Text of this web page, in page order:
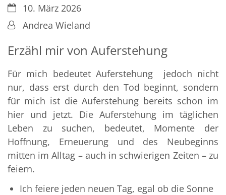
Datum:10. März 2026
Von:Andrea Wieland
Erzähl mir von Auferstehung
Für mich bedeutet Auferstehung jedoch nicht
nur, dass erst durch den Tod beginnt, sondern
für mich ist die Auferstehung bereits schon im
hier und jetzt. Die Auferstehung im täglichen
Leben zu suchen, bedeutet, Momente der
Hoffnung, Erneuerung und des Neubeginns
mitten im Alltag – auch in schwierigen Zeiten – zu
feiern.
Ich feiere jeden neuen Tag, egal ob die Sonne